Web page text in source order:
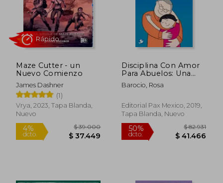
50%
dcto. $ 44.544
40%
dcto. $
Maze Cutter - un
Nuevo Comienzo
James Dashner
(1)
Vrya, 2023, Tapa Blanda,
Nuevo
Disciplina Con Amor
Para Abuelos: Una
Segunda
Oportunidad Para
Barocio, Rosa
Editorial Pax Mexico, 2019,
Tapa Blanda, Nuevo